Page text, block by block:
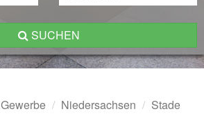
SUCHEN
Gewerbe Niedersachsen
Stade